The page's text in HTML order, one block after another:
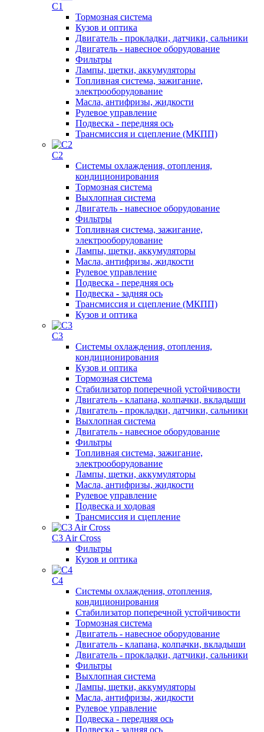
C1
Тормозная система
Кузов и оптика
Двигатель - прокладки, датчики, сальники
Двигатель - навесное оборудование
Фильтры
Лампы, щетки, аккумуляторы
Топливная система, зажигание,
электрооборудование
Масла, антифризы, жидкости
Рулевое управление
Подвеска - передняя ось
Трансмиссия и сцепление (МКПП)
C2
Системы охлаждения, отопления,
кондиционирования
Тормозная система
Выхлопная система
Двигатель - навесное оборудование
Фильтры
Топливная система, зажигание,
электрооборудование
Лампы, щетки, аккумуляторы
Масла, антифризы, жидкости
Рулевое управление
Подвеска - передняя ось
Подвеска - задняя ось
Трансмиссия и сцепление (МКПП)
Кузов и оптика
C3
Системы охлаждения, отопления,
кондиционирования
Кузов и оптика
Тормозная система
Стабилизатор поперечной устойчивости
Двигатель - клапана, колпачки, вкладыши
Двигатель - прокладки, датчики, сальники
Выхлопная система
Двигатель - навесное оборудование
Фильтры
Топливная система, зажигание,
электрооборудование
Лампы, щетки, аккумуляторы
Масла, антифризы, жидкости
Рулевое управление
Подвеска и ходовая
Трансмиссия и сцепление
C3 Air Cross
Фильтры
Кузов и оптика
C4
Системы охлаждения, отопления,
кондиционирования
Стабилизатор поперечной устойчивости
Тормозная система
Двигатель - навесное оборудование
Двигатель - клапана, колпачки, вкладыши
Двигатель - прокладки, датчики, сальники
Фильтры
Выхлопная система
Лампы, щетки, аккумуляторы
Масла, антифризы, жидкости
Рулевое управление
Подвеска - передняя ось
Подвеска - задняя ось